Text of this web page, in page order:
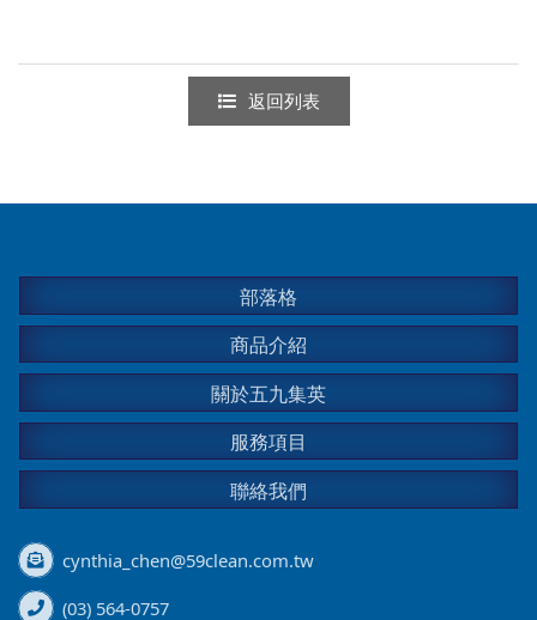
返回列表
cynthia_chen@59clean.com.tw
(03) 564-0757
部落格
商品介紹
關於五九集英
服務項目
聯絡我們